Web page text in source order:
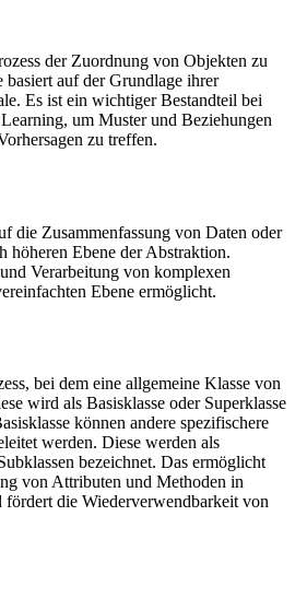
der Zuordnung von Objekten zu
auf der Grundlage ihrer
Es ist ein wichtiger Bestandteil bei
um Muster und Beziehungen
zu treffen.
die Zusammenfassung von Daten oder
höheren Ebene der Abstraktion.
Verarbeitung von komplexen
Ebene ermöglicht.
bei dem eine allgemeine Klasse von
wird als Basisklasse oder Superklasse
können andere spezifischere
werden. Diese werden als
bezeichnet. Das ermöglicht
von Attributen und Methoden in
fördert die Wiederverwendbarkeit von